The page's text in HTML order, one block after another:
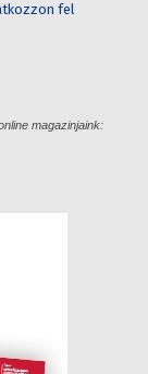
fel
magazinjaink: